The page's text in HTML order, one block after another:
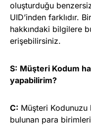
oluşturduğu
UID’inden farklıdır.
hakkındaki bilgilere
erişebilirsiniz.
S: Müşteri Kodum
yapabilirim?
C: Müşteri Kodunuzu
bulunan para